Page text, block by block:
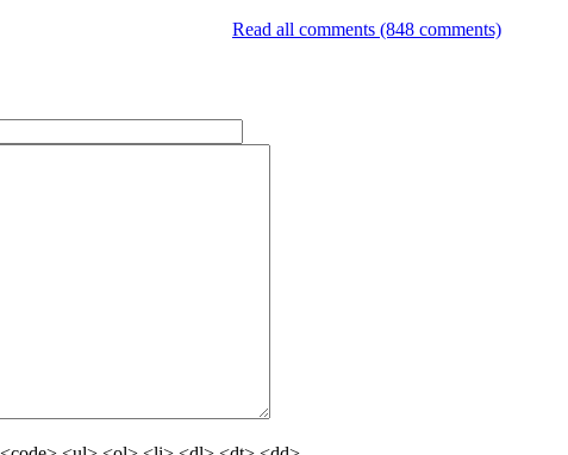
Read all comments (848 comments)